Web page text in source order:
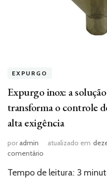
EXPURGO
Expurgo inox: a
transforma o controle
alta exigência
poradmin atualizado em
comentário
inox:
Tempo de leitura: 3